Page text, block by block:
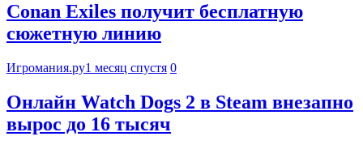
Conan Exiles получит бесплатную
сюжетную линию
Игромания.ру1 месяц спустя 0
Онлайн Watch Dogs 2 в Steam внезапно
вырос до 16 тысяч